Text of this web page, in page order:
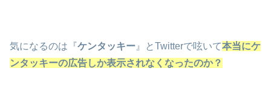
気になるのは『ケンタッキー 』とTwitterで呟いて本当にケ
ンタッキーの広告しか表示されなくなったのか？